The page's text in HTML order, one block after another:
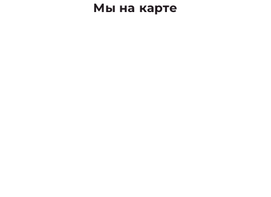
Мы на карте